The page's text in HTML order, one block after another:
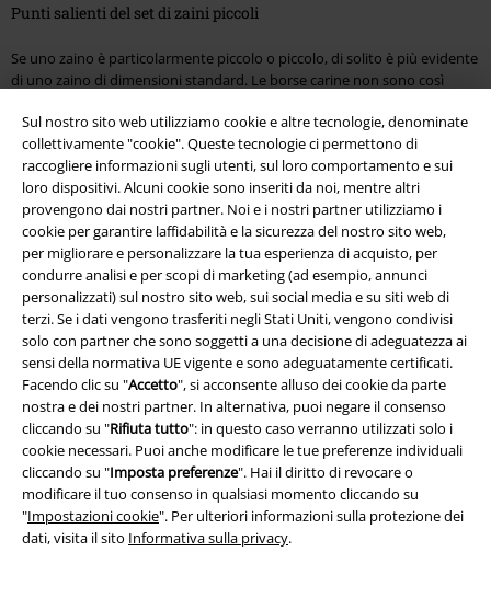
Sul nostro sito web utilizziamo cookie e altre tecnologie, denominate
collettivamente "cookie". Queste tecnologie ci permettono di
raccogliere informazioni sugli utenti, sul loro comportamento e sui
loro dispositivi. Alcuni cookie sono inseriti da noi, mentre altri
provengono dai nostri partner. Noi e i nostri partner utilizziamo i
cookie per garantire laffidabilità e la sicurezza del nostro sito web,
per migliorare e personalizzare la tua esperienza di acquisto, per
condurre analisi e per scopi di marketing (ad esempio, annunci
personalizzati) sul nostro sito web, sui social media e su siti web di
terzi. Se i dati vengono trasferiti negli Stati Uniti, vengono condivisi
solo con partner che sono soggetti a una decisione di adeguatezza ai
sensi della normativa UE vigente e sono adeguatamente certificati.
Facendo clic su "Accetto", si acconsente alluso dei cookie da parte
nostra e dei nostri partner. In alternativa, puoi negare il consenso
cliccando su "Rifiuta tutto": in questo caso verranno utilizzati solo i
cookie necessari. Puoi anche modificare le tue preferenze individuali
cliccando su "Imposta preferenze". Hai il diritto di revocare o
modificare il tuo consenso in qualsiasi momento cliccando su
"Impostazioni cookie". Per ulteriori informazioni sulla protezione dei
dati, visita il sito Informativa sulla privacy.
Punti salienti del set di zaini piccoli
Se uno zaino è particolarmente piccolo o piccolo, di solito è più evidente
di uno zaino di dimensioni standard. Le borse carine non sono così
giusta per te se vuoi distinguerti. A volte le pratiche borse sono
progettate come un orologio da tasca, a volte penzolano dalla schiena
come una tasca gialla di Titti. Visita subito il negozio online economico di
mini zaini e offri più varietà!
15%
di sconto
Newsletter
Iscriviti ora e ricevi un buono sconto del 15%!
Altro
Con la presente acconsento a ricevere le newsletter EMP e do il
consenso ad utilizzare i miei dati per ricevere informative periodiche
riguardanti i prodotti trattati. Sono al corrente che i miei dati personali
verranno gestiti in conformità con laPolitica sulla Privacy. Potrò revocare
tale consenso in qualunque momento, tramite il link di disiscrizione
presente in ogni newsletter.